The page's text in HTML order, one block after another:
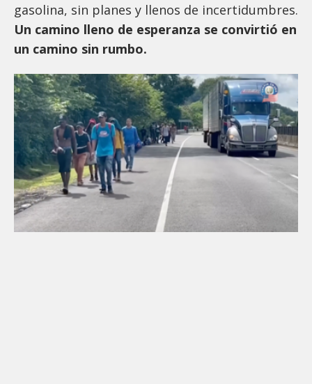
gasolina, sin planes y llenos de incertidumbres.
Un camino lleno de esperanza se convirtió en
un camino sin rumbo.